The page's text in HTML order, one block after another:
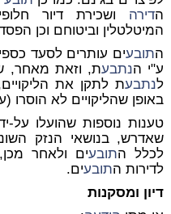
הדירה ושכירת דיור
המיטלטלין וביטוחם וכן
התובעים עותרים לסעד
ע"י הנתבעת, וזאת מאחר,
לנתבעת לתקן את
באופן שהליקויים לא הוסרו (עמ' 5
טענות נוספות שהועלו על-
שאדרש, בנושאי הנזק
לכלל התובעים ולאחר
לדירות התובעים.
דיון ומסקנות